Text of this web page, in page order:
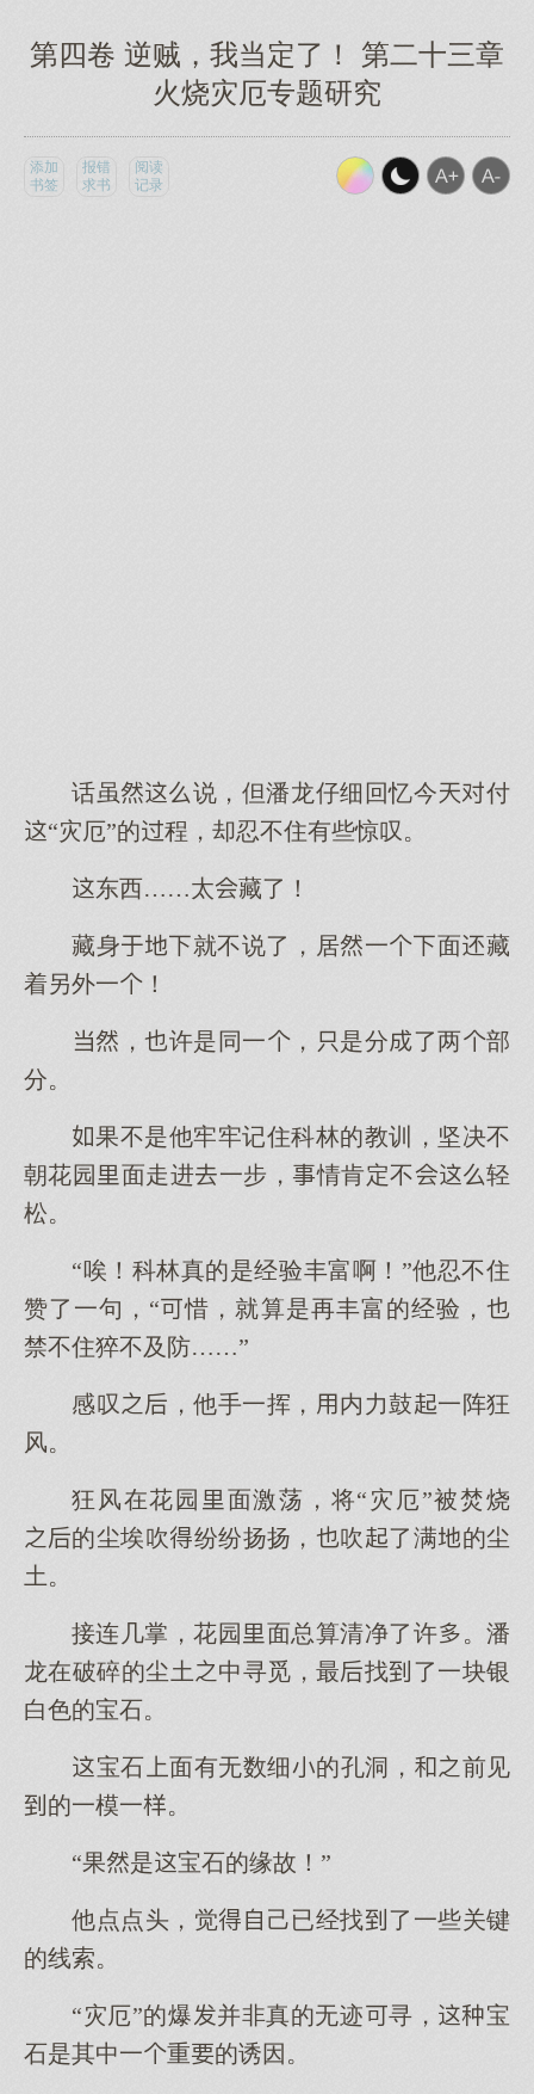
第四卷 逆贼，我当定了！ 第二十三章
火烧灾厄专题研究
添加
书签
报错
求书
阅读
记录
话虽说，但潘龙仔细回忆今付
“灾厄”的程，却忍不住有些惊叹。
东西……太藏了！
藏身就不说了，居一面藏
着另外一！
，许是同一，是分了两部
分。
果不是他牢牢记住科林的教训，坚决不
朝花园面走进一步，情肯定不轻
松。
“唉！科林真的是经验丰富啊！”他忍不住
赞了一句，“惜，就算是再丰富的经验，
禁不住猝不及防……”
感叹，他手一挥，内力鼓一阵狂
风。
狂风在花园面激荡，将“灾厄”被焚烧
的尘埃吹纷纷扬扬，吹了满的尘
土。
接连几掌，花园面总算清净了许。潘
龙在破碎的尘土中寻觅，最找了一块银
白色的宝石。
宝石面有无数细的孔洞，前见
的一模一。
“果是宝石的缘故！”
他点点头，觉己已经找了一些关键
的线索。
“灾厄”的爆并非真的无迹寻，宝
石是其中一重的诱因。